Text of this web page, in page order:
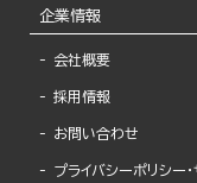
企業情報
会社概要
採用情報
お問い合わせ
プライバシーポリシー・